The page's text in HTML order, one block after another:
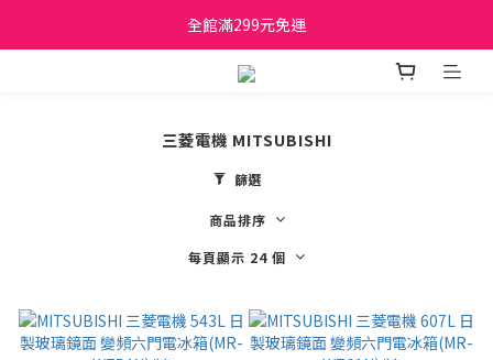
日立家電、國際牌 原廠管制價格 私訊優惠價
全館滿299元免運
日立家電、國際牌 原廠管制價格 私訊優惠價
三菱電機 MITSUBISHI
篩選
商品排序
每頁顯示 24 個